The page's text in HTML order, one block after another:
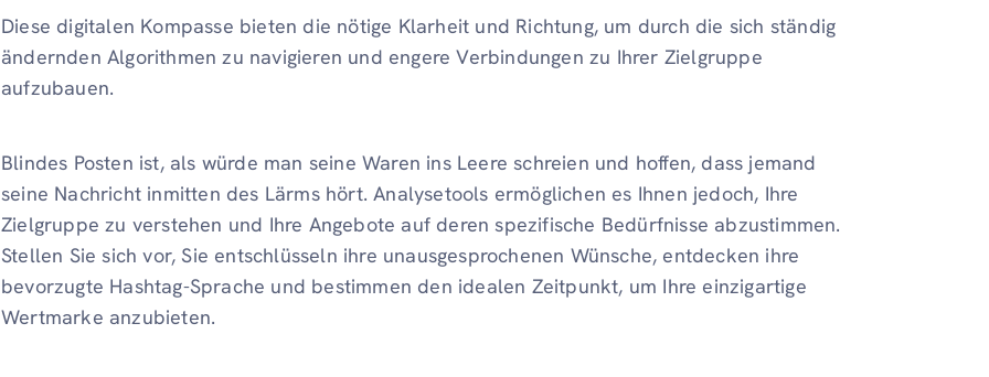
Diese digitalen Kompasse bieten die nötige Klarheit und Richtung, um durch die sich ständig
ändernden Algorithmen zu navigieren und engere Verbindungen zu Ihrer Zielgruppe
aufzubauen.
Blindes Posten ist, als würde man seine Waren ins Leere schreien und hoffen, dass jemand
seine Nachricht inmitten des Lärms hört. Analysetools ermöglichen es Ihnen jedoch, Ihre
Zielgruppe zu verstehen und Ihre Angebote auf deren spezifische Bedürfnisse abzustimmen.
Stellen Sie sich vor, Sie entschlüsseln ihre unausgesprochenen Wünsche, entdecken ihre
bevorzugte Hashtag-Sprache und bestimmen den idealen Zeitpunkt, um Ihre einzigartige
Wertmarke anzubieten.